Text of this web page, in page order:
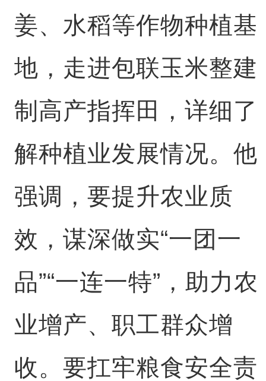
姜、水稻等作物种植基
地，走进包联玉米整建
制高产指挥田，详细了
解种植业发展情况。他
强调，要提升农业质
效，谋深做实“一团一
品”“一连一特”，助力农
业增产、职工群众增
收。要扛牢粮食安全责